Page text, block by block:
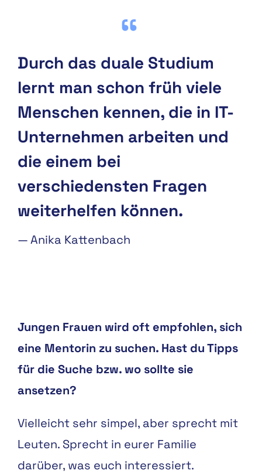
Durch das duale Studium
lernt man schon früh viele
Menschen kennen, die in IT-
Unternehmen arbeiten und
die einem bei
verschiedensten Fragen
weiterhelfen können.
—Anika Kattenbach
Jungen Frauen wird oft empfohlen, sich
eine Mentorin zu suchen. Hast du Tipps
für die Suche bzw. wo sollte sie
ansetzen?
Vielleicht sehr simpel, aber sprecht mit
Leuten. Sprecht in eurer Familie
darüber, was euch interessiert.